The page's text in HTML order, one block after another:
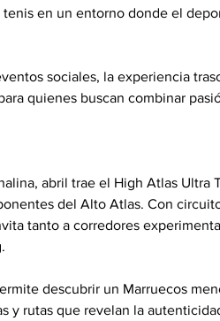
en un entorno donde el
sociales, la experiencia
quienes buscan combinar
abril trae el High Atlas Ultra
del Alto Atlas. Con
tanto a corredores
descubrir un Marruecos
y rutas que revelan la